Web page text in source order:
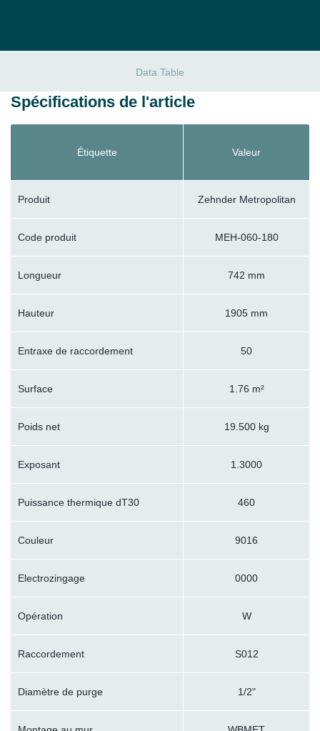
Data Table
Spécifications de l'article
Étiquette Valeur
Produit Zehnder Metropolitan
Code produit MEH-060-180
Longueur 742 mm
Hauteur 1905 mm
Entraxe de raccordement 50
Surface 1.76 m²
Poids net 19.500 kg
Exposant 1.3000
Puissance thermique dT30 460
Couleur 9016
Electrozingage 0000
Opération W
Raccordement S012
Diamètre de purge 1/2"